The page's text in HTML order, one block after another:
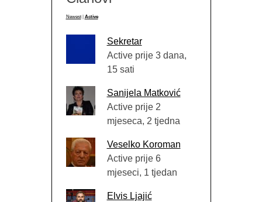
Newest Active
Sekretar
Active prije 3 dana,
15 sati
Sanijela Matković
Active prije 2
mjeseca, 2 tjedna
Veselko Koroman
Active prije 6
mjeseci, 1 tjedan
Elvis Ljajić